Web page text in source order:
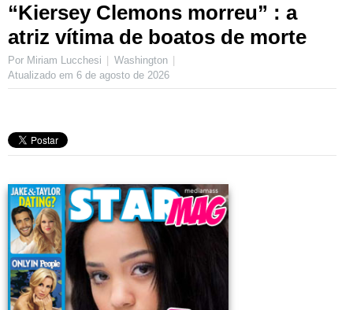
“Kiersey Clemons morreu” : a
atriz vítima de boatos de morte
Por Miriam Lucchesi
Washington
Atualizado em 6 de agosto de 2026